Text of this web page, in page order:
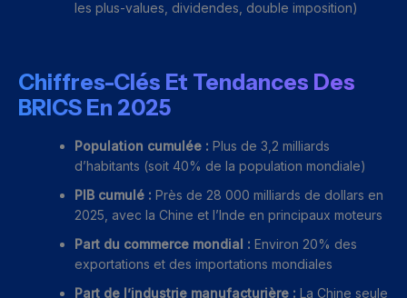
les plus-values, dividendes, double imposition)
Chiffres-Clés Et Tendances Des
BRICS En 2025
Population cumulée : Plus de 3,2 milliards
d’habitants (soit 40% de la population mondiale)
PIB cumulé : Près de 28 000 milliards de dollars en
2025, avec la Chine et l’Inde en principaux moteurs
Part du commerce mondial : Environ 20% des
exportations et des importations mondiales
Part de l’industrie manufacturière : La Chine seule